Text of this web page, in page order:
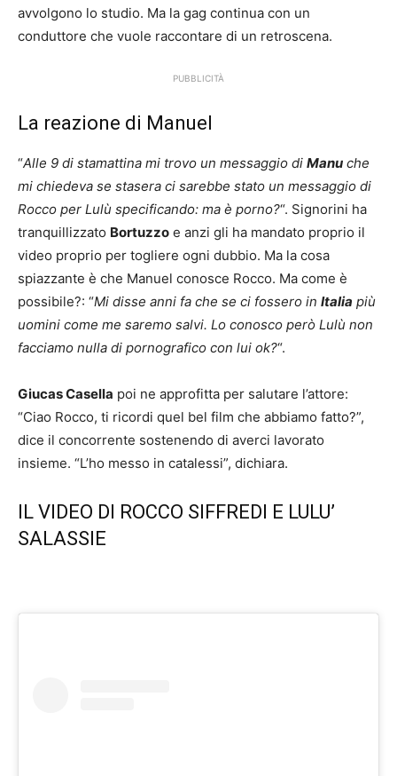
avvolgono lo studio. Ma la gag continua con un
conduttore che vuole raccontare di un retroscena.
PUBBLICITÀ
La reazione di Manuel
“Alle 9 di stamattina mi trovo un messaggio di Manu che
mi chiedeva se stasera ci sarebbe stato un messaggio di
Rocco per Lulù specificando: ma è porno?“. Signorini ha
tranquillizzato Bortuzzo e anzi gli ha mandato proprio il
video proprio per togliere ogni dubbio. Ma la cosa
spiazzante è che Manuel conosce Rocco. Ma come è
possibile?: “Mi disse anni fa che se ci fossero in Italia più
uomini come me saremo salvi. Lo conosco però Lulù non
facciamo nulla di pornografico con lui ok?“.
Giucas Casella poi ne approfitta per salutare l’attore:
“Ciao Rocco, ti ricordi quel bel film che abbiamo fatto?”,
dice il concorrente sostenendo di averci lavorato
insieme. “L’ho messo in catalessi”, dichiara.
IL VIDEO DI ROCCO SIFFREDI E LULU’
SALASSIE